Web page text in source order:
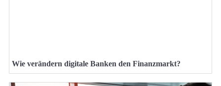
Wie verändern digitale Banken den Finanzmarkt?